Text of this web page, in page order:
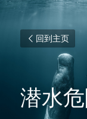
回到主页
潜水